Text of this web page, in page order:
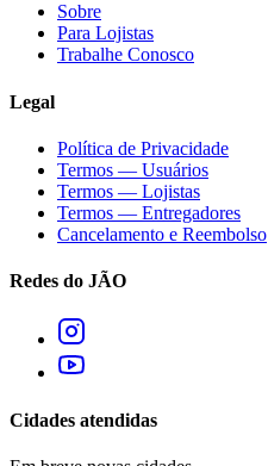
Sobre
Para Lojistas
Trabalhe Conosco
Legal
Política de Privacidade
Termos — Usuários
Termos — Lojistas
Termos — Entregadores
Cancelamento e Reembolso
Redes do JÃO
Cidades atendidas